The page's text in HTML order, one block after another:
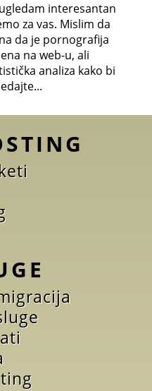
interesantan
za vas. Mislim da
da je pornografija
na web-u, ali
analiza kako bi